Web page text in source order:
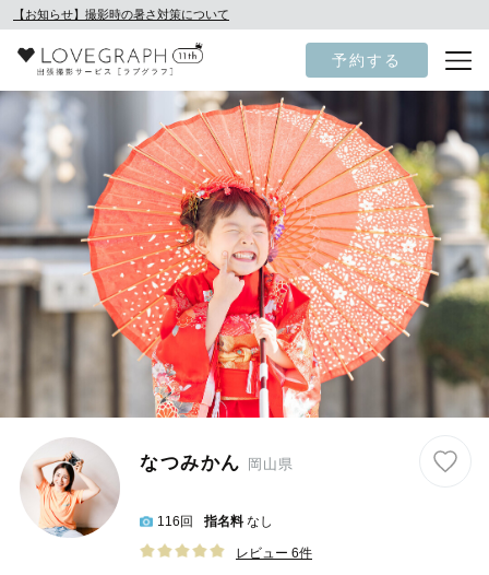
【お知らせ】撮影時の暑さ対策について
予約する
なつみかん 岡山県
116回 指名料 なし
レビュー 6件